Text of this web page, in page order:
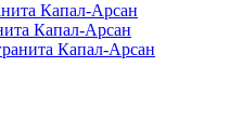
Капал-Арсан
Капал-Арсан
Капал-Арсан